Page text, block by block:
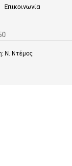
Επικοινωνία
Ν. Ντέμος